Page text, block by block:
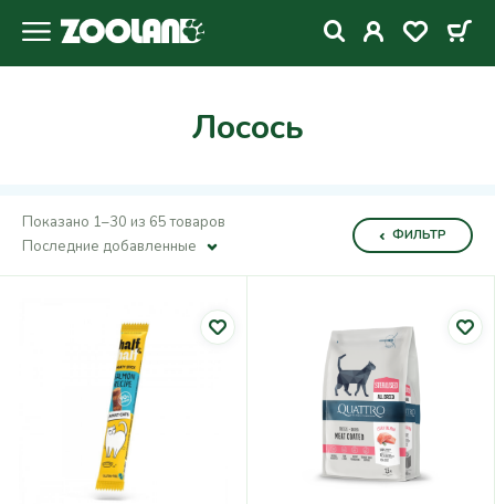
Лосось
Показано 1–30 из 65 товаров
Последние добавленные
ФИЛЬТР